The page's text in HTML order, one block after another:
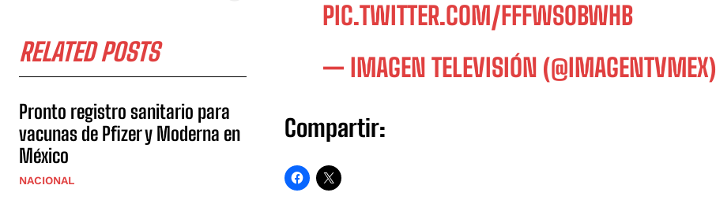
RELATED POSTS
Pronto registro sanitario para
vacunas de Pfizer y Moderna en
México
NACIONAL
PIC.TWITTER.COM/FFFWS0BWHB
— IMAGEN TELEVISIÓN (@IMAGENTVMEX)
Compartir: